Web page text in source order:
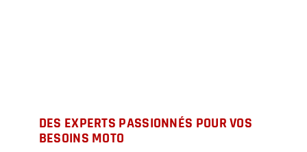
DES EXPERTS PASSIONNÉS POUR VOS
BESOINS MOTO